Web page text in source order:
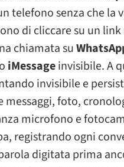
telefono senza che
di cliccare su un
chiamata su
iMessageinvisibile. A
invisibile e
foto,
microfono e
registrando ogni
digitata prima